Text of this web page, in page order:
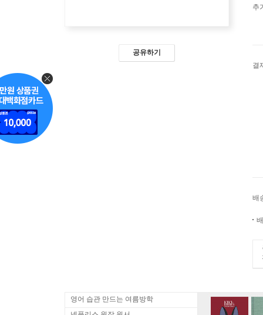
공유하기
추
결
배
영어 습관 만드는 여름방학